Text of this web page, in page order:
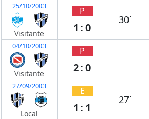
25/10/2003
Visitante
P
1:0
30`
04/10/2003
Visitante
P
2:0
27/09/2003
Local
E
1:1
27`